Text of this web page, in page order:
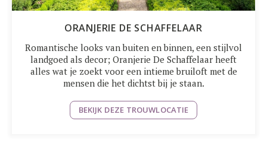
ORANJERIE DE SCHAFFELAAR
Romantische looks van buiten en binnen, een stijlvol
landgoed als decor; Oranjerie De Schaffelaar heeft
alles wat je zoekt voor een intieme bruiloft met de
mensen die het dichtst bij je staan.
BEKIJK DEZE TROUWLOCATIE